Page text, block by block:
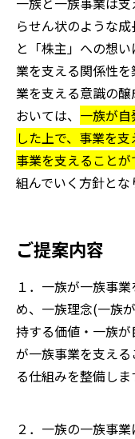
らせん状のような成
と「株主」への想
業を支える関係性
業を支える意識の
おいては、 一族が
した上で、事業を
事業を支えること
組んでいく方針とな
ご提案内容
１．一族が一族事
め、一族理念(一族
持する価値・一族
が一族事業を支え
る仕組みを整備しま
２．一族の一族事